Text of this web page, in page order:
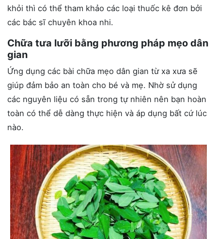
khỏi thì có thể tham khảo các loại thuốc kê đơn bởi
các bác sĩ chuyên khoa nhi.
Chữa tưa lưỡi bằng phương pháp mẹo dân
gian
Ứng dụng các bài chữa mẹo dân gian từ xa xưa sẽ
giúp đảm bảo an toàn cho bé và mẹ. Nhờ sử dụng
các nguyên liệu có sẵn trong tự nhiên nên bạn hoàn
toàn có thể dễ dàng thực hiện và áp dụng bất cứ lúc
nào.